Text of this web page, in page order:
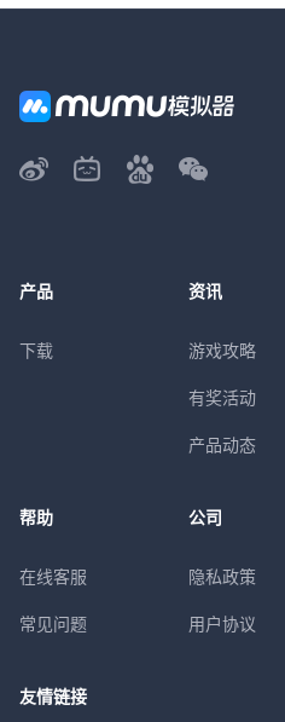
产品
下载
资讯
游戏攻略
有奖活动
产品动态
帮助
在线客服
常见问题
公司
隐私政策
用户协议
友情链接